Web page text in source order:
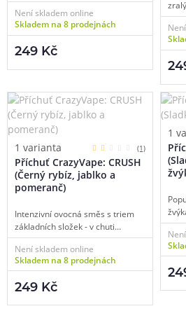
si představit misku lahodných
plátků čerstvého a šťavnatého
kiwi zasypaného vyloupaným liči.
Není skladem online
Skladem na 8 prodejnách
249 Kč
1 varianta (1)
Příchuť CrazyVape: CRUSH
(Černý rybíz, jablko a
pomeranč)
Intenzivní ovocná směs s triem
základních složek - v chuti
zachytíte sladká jablka, příjemně
šťavnaté pomeranče a mírně
nakyslý černý rybíz. Výsledkem je
ovocných chutí, které nepustíte z
Není skladem online
Skladem na 8 prodejnách
249 Kč
1